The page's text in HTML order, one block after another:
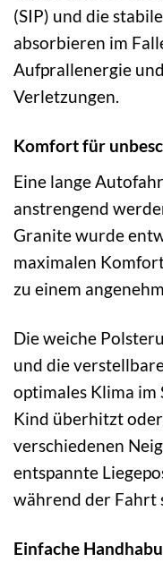
(SIP) und die
absorbieren im
Aufprallenergie
Verletzungen.
Komfort für
Eine lange
anstrengend
Granite wurde
maximalen
zu einem
Die weiche
und die
optimales Klima im
Kind überhitzt
verschiedenen
entspannte
während der Fahrt
Einfache